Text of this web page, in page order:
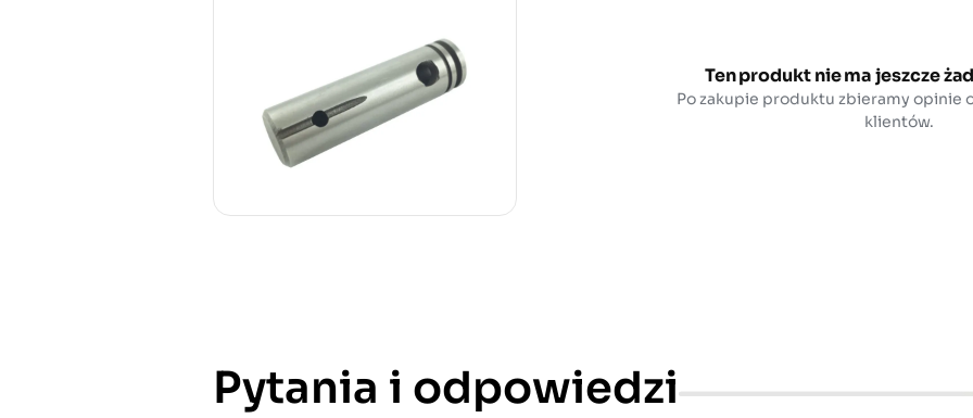
Ten produkt nie ma jeszcze
Po zakupie produktu zbieramy opinie
klientów.
Pytania i odpowiedzi